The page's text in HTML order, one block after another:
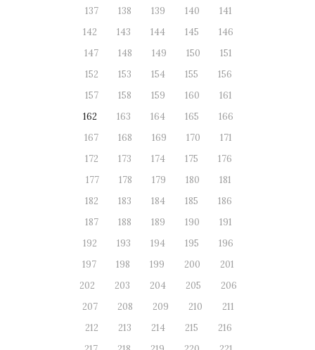
137
138 139 140
141
142
143 144 145
146
147
148 149 150
151
152
153 154 155
156
157
158 159 160
161
162
163 164 165
166
167
168 169 170
171
172
173 174 175
176
177
178 179 180
181
182
183 184 185
186
187
188 189 190
191
192
193 194 195
196
197
198 199 200
201
202
203 204 205
206
207
208 209 210
211
212
213 214 215
216